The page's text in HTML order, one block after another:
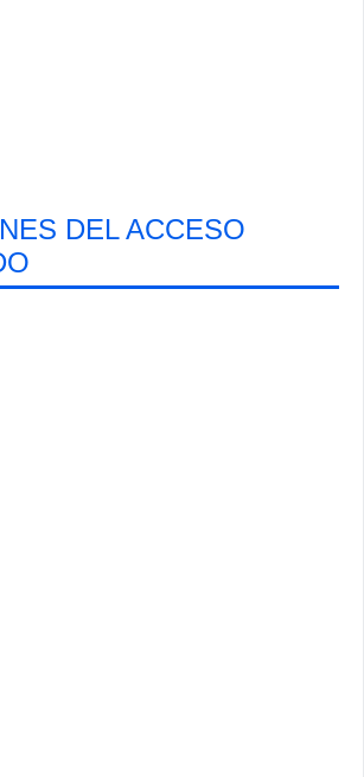
DEL ACCESO